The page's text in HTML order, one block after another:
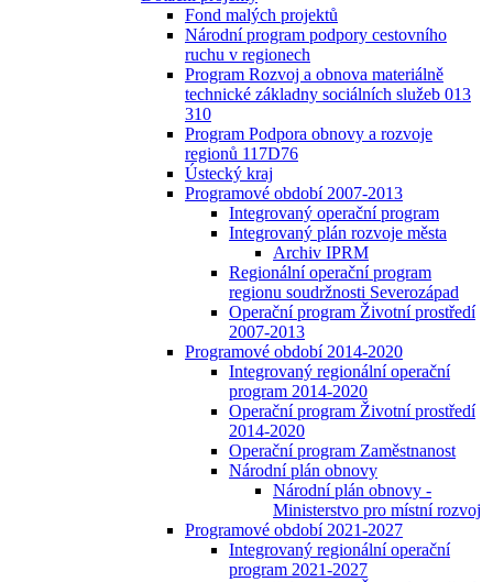
Fond malých projektů
Národní program podpory cestovního
ruchu v regionech
Program Rozvoj a obnova materiálně
technické základny sociálních služeb 013
310
Program Podpora obnovy a rozvoje
regionů 117D76
Ústecký kraj
Programové období 2007-2013
Integrovaný operační program
Integrovaný plán rozvoje města
Archiv IPRM
Regionální operační program
regionu soudržnosti Severozápad
Operační program Životní prostředí
2007-2013
Programové období 2014-2020
Integrovaný regionální operační
program 2014-2020
Operační program Životní prostředí
2014-2020
Operační program Zaměstnanost
Národní plán obnovy
Národní plán obnovy -
Ministerstvo pro místní rozvoj
Programové období 2021-2027
Integrovaný regionální operační
program 2021-2027